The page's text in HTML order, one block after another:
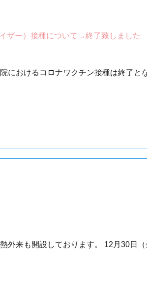
ザー）接種について→終了致しました
におけるコロナワクチン接種は終了と
外来も開設しております。 12月30日